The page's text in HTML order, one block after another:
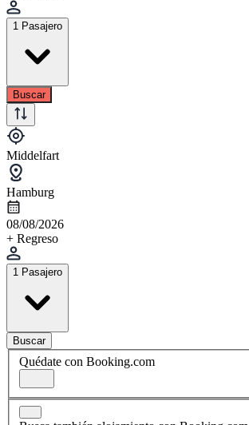
1 Pasajero
Buscar
Middelfart
Hamburg
08/08/2026
+ Regreso
1 Pasajero
Buscar
Quédate con Booking.com